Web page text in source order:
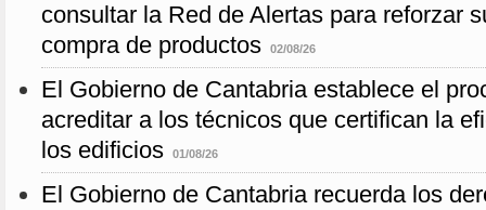
consultar la Red de Alertas para reforzar
compra de productos
02/08/26
El Gobierno de Cantabria establece el
acreditar a los técnicos que certifican la
los edificios
01/08/26
El Gobierno de Cantabria recuerda los